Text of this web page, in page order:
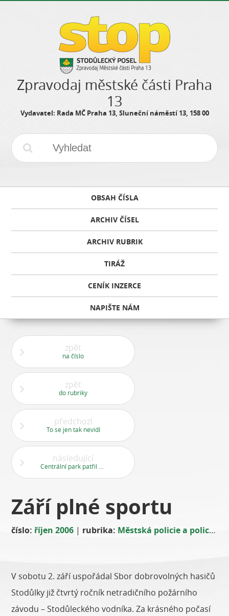
Zpravodaj městské části Praha
13
Vydavatel: Rada MČ Praha 13, Sluneční náměstí 13, 158 00
OBSAH ČÍSLA
ARCHIV ČÍSEL
ARCHIV RUBRIK
TIRÁŽ
CENÍK INZERCE
NAPIŠTE NÁM
zpět
na číslo
zpět
do rubriky
předchozí
To se jen tak nevidí
následující
Září plné sportu
číslo: říjen 2006 | rubrika: Městská policie a policie ČR
V sobotu 2. září uspořádal Sbor dobrovolných hasičů
Stodůlky již čtvrtý ročník netradičního požárního
závodu – Stodůleckého vodníka. Za krásného počasí